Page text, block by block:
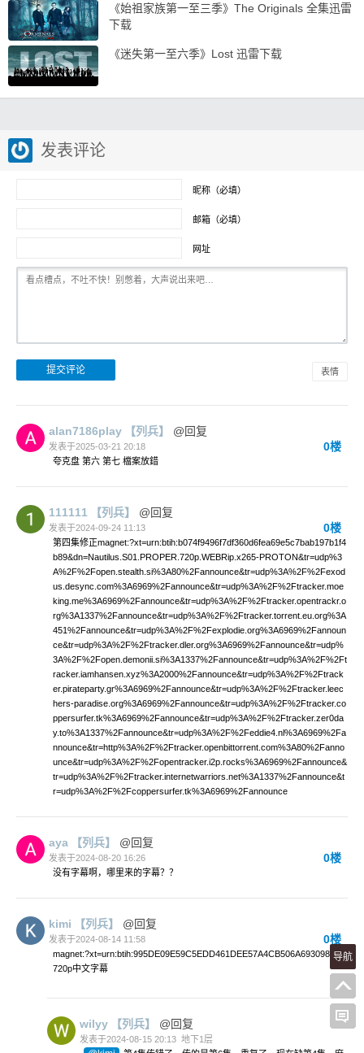
《始祖家族第一至三季》The Originals 全集迅雷
下载
《迷失第一至六季》Lost 迅雷下载
发表评论
昵称（必填）
邮箱（必填）
网址
表情
alan7186play 【列兵】 @回复
发表于2025-03-21 20:18 0楼
夸克盘 第六 第七 檔案放錯
111111 【列兵】 @回复
发表于2024-09-24 11:13 0楼
第四集修正magnet:?xt=urn:btih:b074f9496f7df360d6fea69e5c7bab197b1f4
b89&dn=Nautilus.S01.PROPER.720p.WEBRip.x265-PROTON&tr=udp%3
A%2F%2Fopen.stealth.si%3A80%2Fannounce&tr=udp%3A%2F%2Fexod
us.desync.com%3A6969%2Fannounce&tr=udp%3A%2F%2Ftracker.moe
king.me%3A6969%2Fannounce&tr=udp%3A%2F%2Ftracker.opentrackr.o
rg%3A1337%2Fannounce&tr=udp%3A%2F%2Ftracker.torrent.eu.org%3A
451%2Fannounce&tr=udp%3A%2F%2Fexplodie.org%3A6969%2Fannoun
ce&tr=udp%3A%2F%2Ftracker.dler.org%3A6969%2Fannounce&tr=udp%
3A%2F%2Fopen.demonii.si%3A1337%2Fannounce&tr=udp%3A%2F%2Ft
racker.iamhansen.xyz%3A2000%2Fannounce&tr=udp%3A%2F%2Ftrack
er.pirateparty.gr%3A6969%2Fannounce&tr=udp%3A%2F%2Ftracker.leec
hers-paradise.org%3A6969%2Fannounce&tr=udp%3A%2F%2Ftracker.co
ppersurfer.tk%3A6969%2Fannounce&tr=udp%3A%2F%2Ftracker.zer0da
y.to%3A1337%2Fannounce&tr=udp%3A%2F%2Feddie4.nl%3A6969%2Fa
nnounce&tr=http%3A%2F%2Ftracker.openbittorrent.com%3A80%2Fanno
unce&tr=udp%3A%2F%2Fopentracker.i2p.rocks%3A6969%2Fannounce&
tr=udp%3A%2F%2Ftracker.internetwarriors.net%3A1337%2Fannounce&t
r=udp%3A%2F%2Fcoppersurfer.tk%3A6969%2Fannounce
aya 【列兵】 @回复
发表于2024-08-20 16:26 0楼
没有字幕啊，哪里来的字幕？？
kimi 【列兵】 @回复
发表于2024-08-14 11:58 0楼
magnet:?xt=urn:btih:995DE09E59C5EDD461DEE57A4CB506A6930982A6
720p中文字幕
wilyy 【列兵】 @回复
发表于2024-08-15 20:13 地下1层
导航